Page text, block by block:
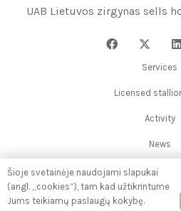
UAB Lietuvos zirgynas sells
Services
Licensed
Activity
News
Events
Šioje svetainėje naudojami slapukai
(angl. „cookies“), tam kad užtikrintume
Jums teikiamų paslaugų kokybę.